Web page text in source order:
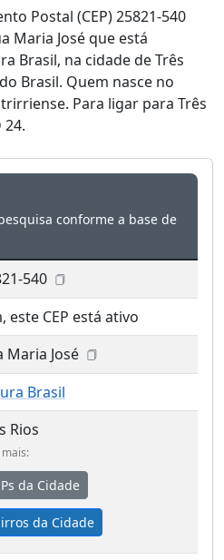
Postal (CEP) 25821-540
Maria José que está
Brasil, na cidade de Três
Brasil. Quem nasce no
Para ligar para Três
24.
conforme a base de
540
este CEP está ativo
Maria José
Brasil
Rios
da Cidade
da Cidade